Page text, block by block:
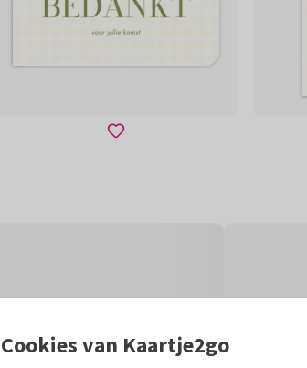
Cookies van Kaartje2go